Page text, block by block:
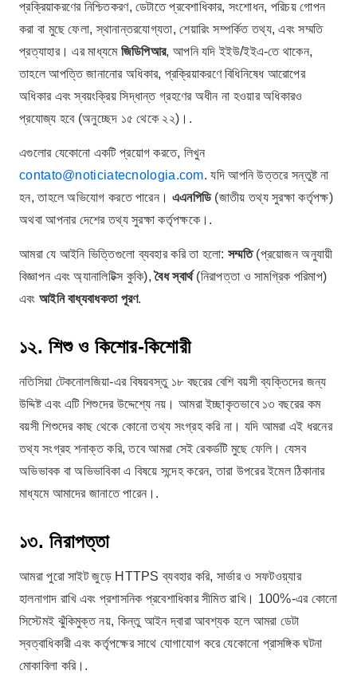
প্রক্রিয়াকরণের নিশ্চিতকরণ, ডেটাতে প্রবেশাধিকার, সংশোধন, পরিচয় গোপন
করা বা মুছে ফেলা, স্থানান্তরযোগ্যতা, শেয়ারিং সম্পর্কিত তথ্য, এবং সম্মতি
প্রত্যাহার। এর মাধ্যমে জিডিপিআর, আপনি যদি ইইউ/ইইএ-তে থাকেন,
তাহলে আপত্তি জানানোর অধিকার, প্রক্রিয়াকরণে বিধিনিষেধ আরোপের
অধিকার এবং স্বয়ংক্রিয় সিদ্ধান্ত গ্রহণের অধীন না হওয়ার অধিকারও
প্রযোজ্য হবে (অনুচ্ছেদ ১৫ থেকে ২২)।.
এগুলোর যেকোনো একটি প্রয়োগ করতে, লিখুন
contato@noticiatecnologia.com. যদি আপনি উত্তরে সন্তুষ্ট না
হন, তাহলে অভিযোগ করতে পারেন। এএনপিডি(জাতীয় তথ্য সুরক্ষা কর্তৃপক্ষ)
অথবা আপনার দেশের তথ্য সুরক্ষা কর্তৃপক্ষকে।.
আমরা যে আইনি ভিত্তিগুলো ব্যবহার করি তা হলো:সম্মতি(প্রয়োজন অনুযায়ী
বিজ্ঞাপন এবং অ্যানালিটিক্স কুকি),বৈধ স্বার্থ(নিরাপত্তা ও সামগ্রিক পরিমাপ)
এবং আইনি বাধ্যবাধকতা পূরণ.
১২. শিশু ও কিশোর-কিশোরী
নতিসিয়া টেকনোলজিয়া-এর বিষয়বস্তু ১৮ বছরের বেশি বয়সী ব্যক্তিদের জন্য
উদ্দিষ্ট এবং এটি শিশুদের উদ্দেশ্যে নয়। আমরা ইচ্ছাকৃতভাবে ১৩ বছরের কম
বয়সী শিশুদের কাছ থেকে কোনো তথ্য সংগ্রহ করি না। যদি আমরা এই ধরনের
তথ্য সংগ্রহ শনাক্ত করি, তবে আমরা সেই রেকর্ডটি মুছে ফেলি। যেসব
অভিভাবক বা অভিভাবিকা এ বিষয়ে সন্দেহ করেন, তারা উপরের ইমেল ঠিকানার
মাধ্যমে আমাদের জানাতে পারেন।.
১৩. নিরাপত্তা
আমরা পুরো সাইট জুড়ে HTTPS ব্যবহার করি, সার্ভার ও সফটওয়্যার
হালনাগাদ রাখি এবং প্রশাসনিক প্রবেশাধিকার সীমিত রাখি। 100%-এর কোনো
সিস্টেমই ঝুঁকিমুক্ত নয়, কিন্তু আইন দ্বারা আবশ্যক হলে আমরা ডেটা
স্বত্বাধিকারী এবং কর্তৃপক্ষের সাথে যোগাযোগ করে যেকোনো প্রাসঙ্গিক ঘটনা
মোকাবিলা করি।.